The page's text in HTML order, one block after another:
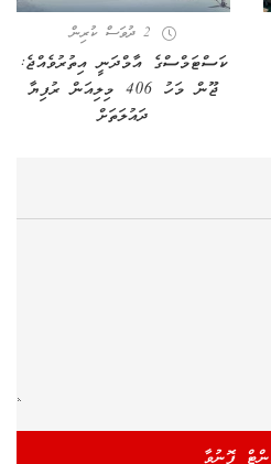
2 ދުވަސް ކުރިން
ކަސްޓަމްސްގެ އާމްދަނީ އިތުރުވެއްޖެ:
ޖޫން މަހު 406 މިލިއަން ރުފިޔާ
ދައުލަތަށް